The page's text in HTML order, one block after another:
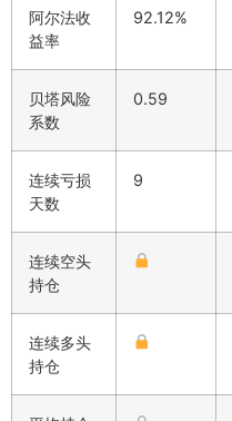
阿尔法收
益率
92.12%
贝塔风险
系数
0.59
连续亏损
天数
9
连续空头
持仓
连续多头
持仓